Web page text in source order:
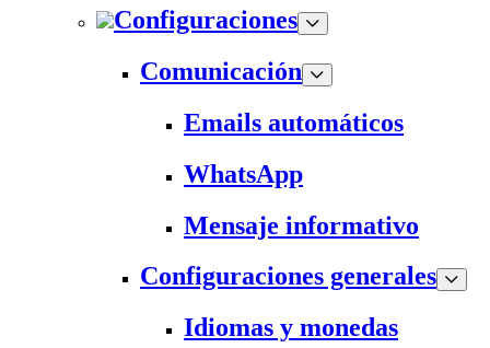
Configuraciones
Comunicación
Emails automáticos
WhatsApp
Mensaje informativo
Configuraciones generales
Idiomas y monedas